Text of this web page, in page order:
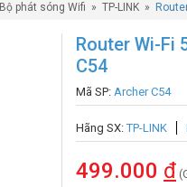
Bộ phát sóng Wifi » TP-LINK »
Router Wi-Fi
C54
Mã SP: Archer C54
Hãng SX:TP-LINK
499.000 đ